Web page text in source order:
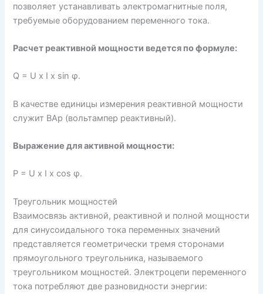
позволяет устанавливать электромагнитные поля,
требуемые оборудованием переменного тока.
Расчет реактивной мощности ведется по формуле:
Q = U x I x sin φ.
В качестве единицы измерения реактивной мощности
служит ВАр (вольтампер реактивный).
Выражение для активной мощности:
P = U x I x cos φ.
Треугольник мощностей
Взаимосвязь активной, реактивной и полной мощности
для синусоидального тока переменных значений
представляется геометрически тремя сторонами
прямоугольного треугольника, называемого
треугольником мощностей. Электроцепи переменного
тока потребляют две разновидности энергии: